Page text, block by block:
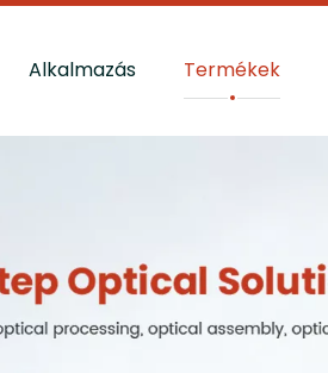
Alkalmazás Termékek